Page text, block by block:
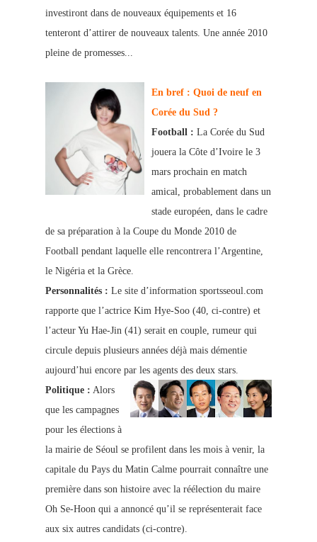
investiront dans de nouveaux équipements et 16
tenteront d’attirer de nouveaux talents. Une année 2010
pleine de promesses...
En bref : Quoi de neuf en
Corée du Sud ?
Football : La Corée du Sud
jouera la Côte d’Ivoire le 3
mars prochain en match
amical, probablement dans un
stade européen, dans le cadre
de sa préparation à la Coupe du Monde 2010 de
Football pendant laquelle elle rencontrera l’Argentine,
le Nigéria et la Grèce.
Personnalités : Le site d’information sportsseoul.com
rapporte que l’actrice Kim Hye-Soo (40, ci-contre) et
l’acteur Yu Hae-Jin (41) serait en couple, rumeur qui
circule depuis plusieurs années déjà mais démentie
aujourd’hui encore par les agents des deux stars.
Politique : Alors
que les campagnes
pour les élections à
la mairie de Séoul se profilent dans les mois à venir, la
capitale du Pays du Matin Calme pourrait connaître une
première dans son histoire avec la réélection du maire
Oh Se-Hoon qui a annoncé qu’il se représenterait face
aux six autres candidats (ci-contre).